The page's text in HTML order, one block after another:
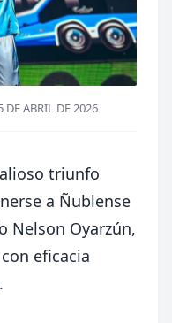
DE ABRIL DE 2026
triunfo
a Ñublense
Nelson Oyarzún,
eficacia